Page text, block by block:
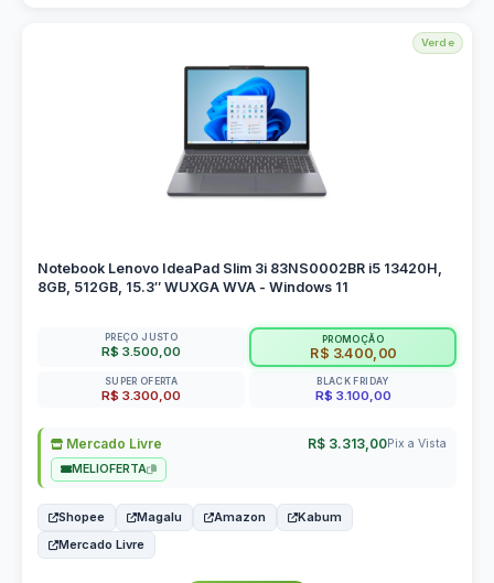
Verde
Notebook Lenovo IdeaPad Slim 3i 83NS0002BR i5 13420H,
8GB, 512GB, 15.3″ WUXGA WVA - Windows 11
PREÇO JUSTO
R$ 3.500,00
PROMOÇÃO
R$ 3.400,00
SUPER OFERTA
R$ 3.300,00
BLACK FRIDAY
R$ 3.100,00
Mercado Livre R$ 3.313,00Pix a Vista
MELIOFERTA
Shopee Magalu Amazon
Kabum
Mercado Livre